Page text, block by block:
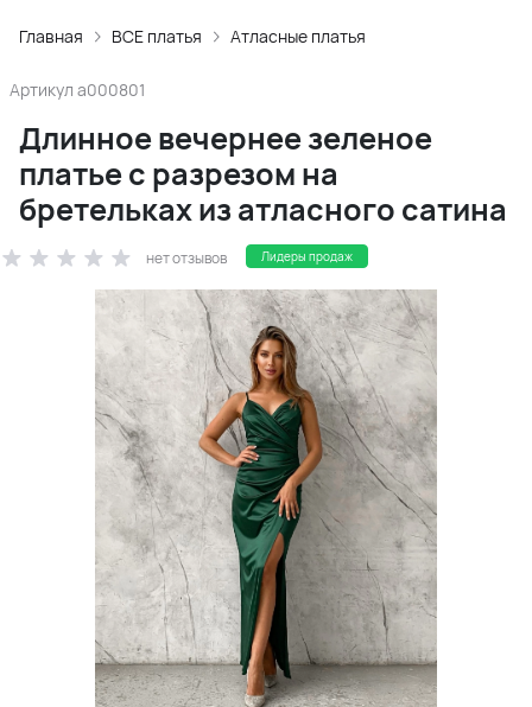
Главная ВСЕ платья Атласные платья
Артикул a000801
Длинное вечернее зеленое
платье с разрезом на
бретельках из атласного сатина
нет отзывов Лидеры продаж